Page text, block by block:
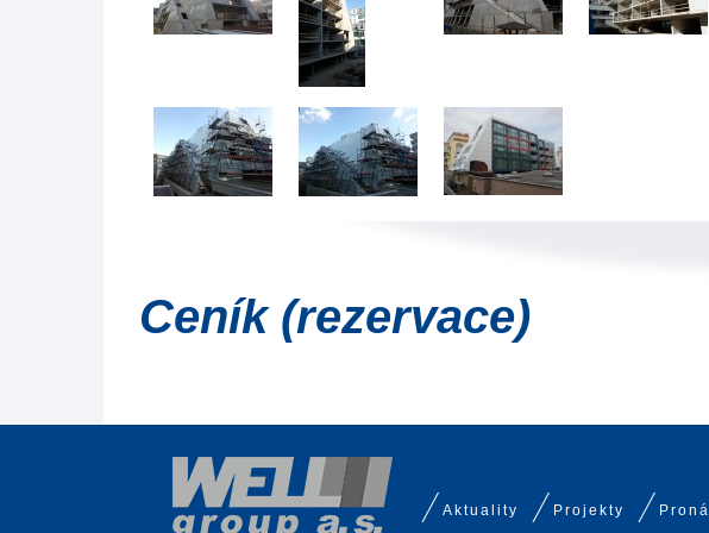
Ceník (rezervace)
Aktuality Projekty